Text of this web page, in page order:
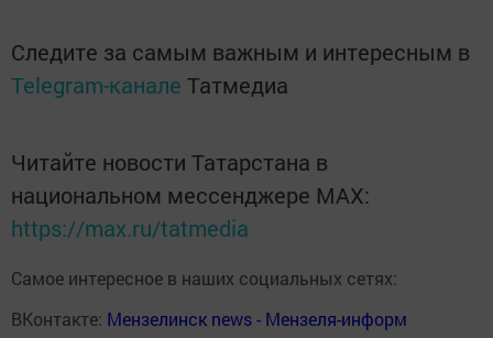
Следите за самым важным и интересным в
Telegram-канале Татмедиа
Читайте новости Татарстана в
национальном мессенджере MАХ:
https://max.ru/tatmedia
Самое интересное в наших социальных сетях:
ВКонтакте: Мензелинск news - Мензеля-информ